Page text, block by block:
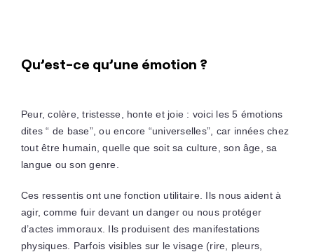
Qu’est-ce qu’une émotion ?
Peur, colère, tristesse, honte et joie : voici les 5 émotions
dites “ de base”, ou encore “universelles”, car innées chez
tout être humain, quelle que soit sa culture, son âge, sa
langue ou son genre.
Ces ressentis ont une fonction utilitaire. Ils nous aident à
agir, comme fuir devant un danger ou nous protéger
d’actes immoraux. Ils produisent des manifestations
physiques. Parfois visibles sur le visage (rire, pleurs,